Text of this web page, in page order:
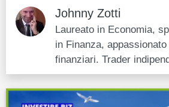
Johnny Zotti
Laureato in Economia,
in Finanza,
finanziari. Trader